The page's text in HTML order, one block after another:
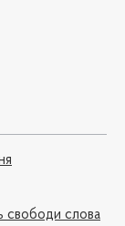
свободи слова